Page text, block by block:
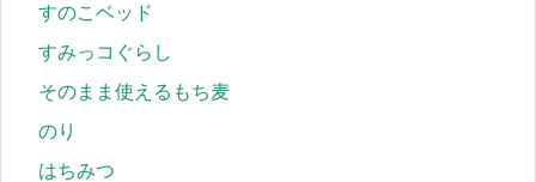
すのこベッド
すみっコぐらし
そのまま使えるもち麦
のり
はちみつ